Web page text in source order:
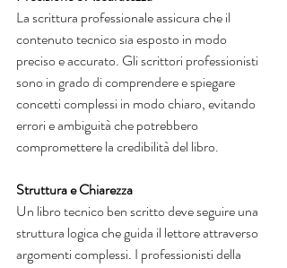
La scrittura professionale assicura che il
contenuto tecnico sia esposto in modo
preciso e accurato. Gli scrittori professionisti
sono in grado di comprendere e spiegare
concetti complessi in modo chiaro, evitando
errori e ambiguità che potrebbero
compromettere la credibilità del libro.
Struttura e Chiarezza
Un libro tecnico ben scritto deve seguire una
struttura logica che guida il lettore attraverso
argomenti complessi. I professionisti della